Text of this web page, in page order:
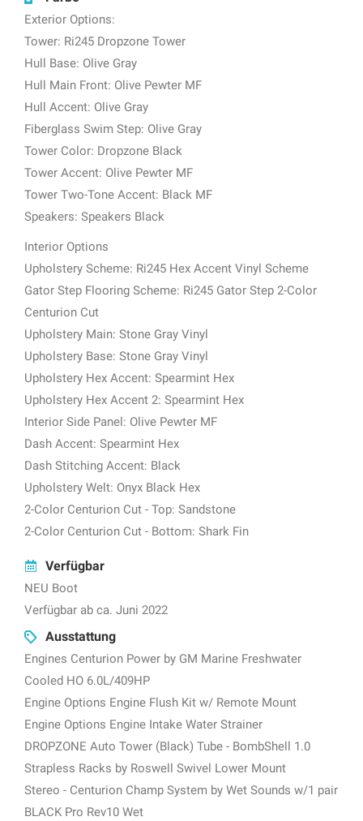
Exterior Options:
Tower: Ri245 Dropzone Tower
Hull Base: Olive Gray
Hull Main Front: Olive Pewter MF
Hull Accent: Olive Gray
Fiberglass Swim Step: Olive Gray
Tower Color: Dropzone Black
Tower Accent: Olive Pewter MF
Tower Two-Tone Accent: Black MF
Speakers: Speakers Black
Interior Options
Upholstery Scheme: Ri245 Hex Accent Vinyl Scheme
Gator Step Flooring Scheme: Ri245 Gator Step 2-Color
Centurion Cut
Upholstery Main: Stone Gray Vinyl
Upholstery Base: Stone Gray Vinyl
Upholstery Hex Accent: Spearmint Hex
Upholstery Hex Accent 2: Spearmint Hex
Interior Side Panel: Olive Pewter MF
Dash Accent: Spearmint Hex
Dash Stitching Accent: Black
Upholstery Welt: Onyx Black Hex
2-Color Centurion Cut - Top: Sandstone
2-Color Centurion Cut - Bottom: Shark Fin
Verfügbar
NEU Boot
Verfügbar ab ca. Juni 2022
Ausstattung
Engines Centurion Power by GM Marine Freshwater
Cooled HO 6.0L/409HP
Engine Options Engine Flush Kit w/ Remote Mount
Engine Options Engine Intake Water Strainer
DROPZONE Auto Tower (Black) Tube - BombShell 1.0
Strapless Racks by Roswell Swivel Lower Mount
Stereo - Centurion Champ System by Wet Sounds w/1 pair
BLACK Pro Rev10 Wet